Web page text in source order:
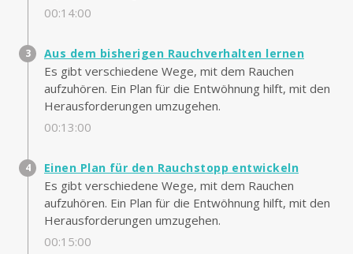
00:14:00
Aus dem bisherigen Rauchverhalten lernen
Es gibt verschiedene Wege, mit dem Rauchen
aufzuhören. Ein Plan für die Entwöhnung hilft, mit den
Herausforderungen umzugehen.
00:13:00
Einen Plan für den Rauchstopp entwickeln
Es gibt verschiedene Wege, mit dem Rauchen
aufzuhören. Ein Plan für die Entwöhnung hilft, mit den
Herausforderungen umzugehen.
00:15:00